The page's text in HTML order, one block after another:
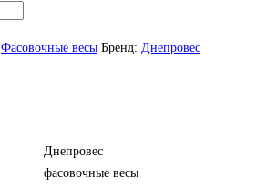
Фасовочные весы Бренд: Днепровес
Днепровес
фасовочные весы